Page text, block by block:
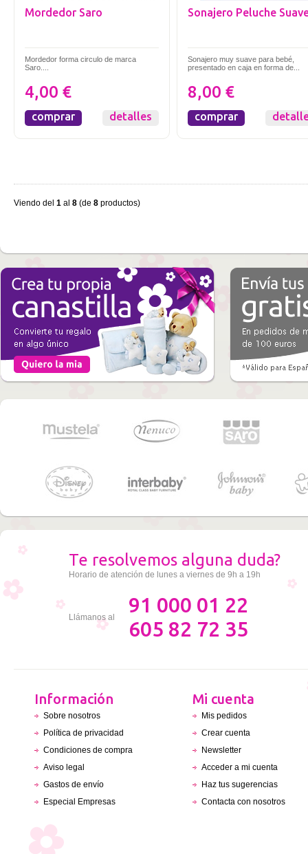
Mordedor Saro
Mordedor forma circulo de marca
Saro....
4,00 €
comprar detalles
Sonajero Peluche
Sonajero muy suave para bebé,
presentado en caja en forma de...
8,00 €
comprar
Viendo del 1 al 8 (de 8 productos)
Te resolvemos alguna duda?
Horario de atención de lunes a viernes de 9h a 19h
Llámanos al
91 000 01 22
605 82 72 35
Información
Sobre nosotros
Política de privacidad
Condiciones de compra
Aviso legal
Gastos de envío
Especial Empresas
Mi cuenta
Mis pedidos
Crear cuenta
Newsletter
Acceder a mi cuenta
Haz tus sugerencias
Contacta con nosotros